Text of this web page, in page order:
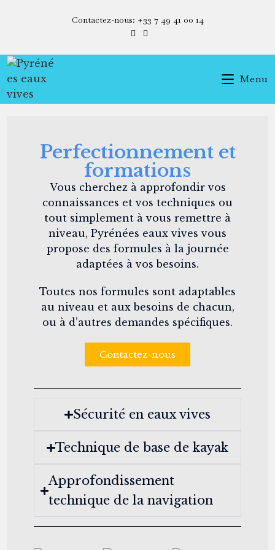
Contactez-nous: +33 7 49 41 00 14
Menu
Perfectionnement et
formations
Vous cherchez à approfondir vos
connaissances et vos techniques ou
tout simplement à vous remettre à
niveau, Pyrénées eaux vives vous
propose des formules à la journée
adaptées à vos besoins.
Toutes nos formules sont adaptables
au niveau et aux besoins de chacun,
ou à d’autres demandes spécifiques.
Contactez-nous
Sécurité en eaux vives
Technique de base de kayak
Approfondissement
technique de la navigation